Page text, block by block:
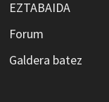
EZTABAIDA
Forum
Galdera batez